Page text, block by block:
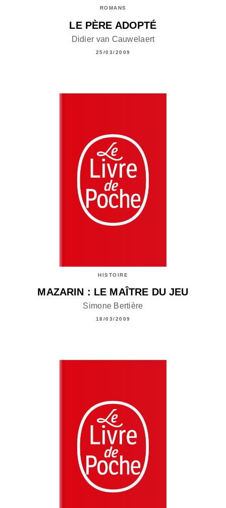
ROMANS
LE PÈRE ADOPTÉ
Didier van Cauwelaert
25/03/2009
HISTOIRE
MAZARIN : LE MAÎTRE DU JEU
Simone Bertière
18/03/2009